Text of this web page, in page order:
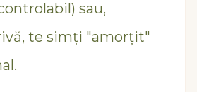
sau,
te simți "amorțit"